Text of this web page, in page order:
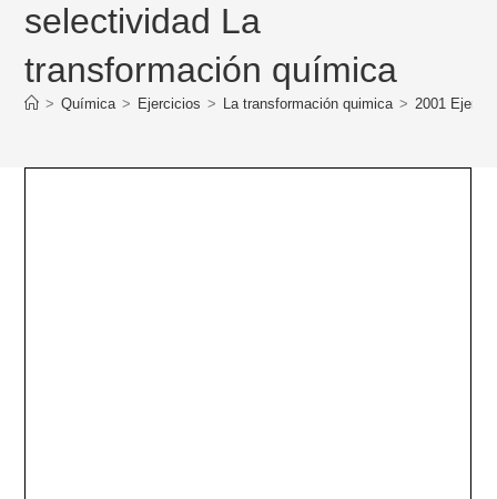
selectividad La
transformación química
> Química > Ejercicios > La transformación quimica > 2001